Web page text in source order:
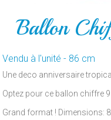
Ballon
Vendu à l'unité - 86 cm
Une deco anniversaire
Optez pour ce ballon chiffre
Grand format ! Dimensions: